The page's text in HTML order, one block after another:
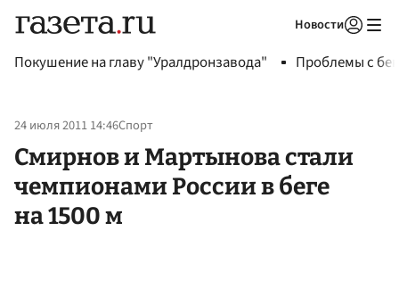
Новости
Покушение на главу "Уралдронзавода" Проблемы с
24 июля 2011 14:46Спорт
Смирнов и Мартынова стали
чемпионами России в беге
на 1500 м